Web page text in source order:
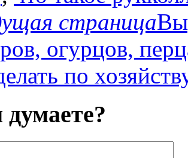
страница
огурцов,
по